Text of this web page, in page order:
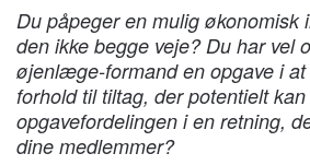
Du påpeger en mulig økonomisk
den ikke begge veje? Du har vel
øjenlæge-formand en opgave i
forhold til tiltag, der potentielt
opgavefordelingen i en retning,
dine medlemmer?